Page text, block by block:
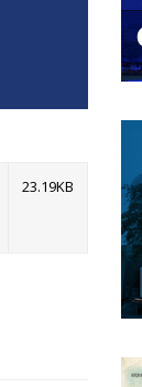
23.19KB